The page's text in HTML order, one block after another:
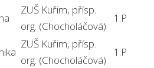
ZUŠ Kuřim, přísp.
org. (Chocholáčová)
1.P
ZUŠ Kuřim, přísp.
org. (Chocholáčová)
1.P